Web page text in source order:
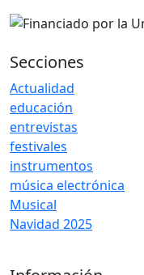
Secciones
Actualidad
educación
entrevistas
festivales
instrumentos
música electrónica
Musical
Navidad 2025